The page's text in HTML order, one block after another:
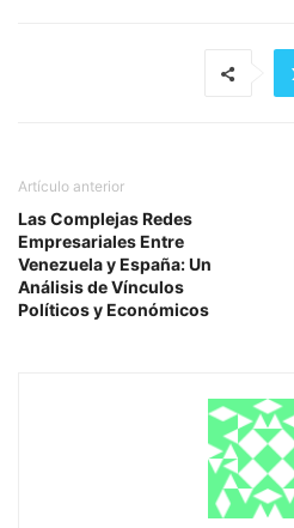
Artículo anterior
Las Complejas Redes
Empresariales Entre
Venezuela y España: Un
Análisis de Vínculos
Políticos y Económicos